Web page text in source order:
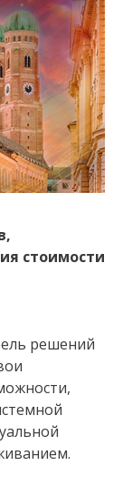
стоимости
решений